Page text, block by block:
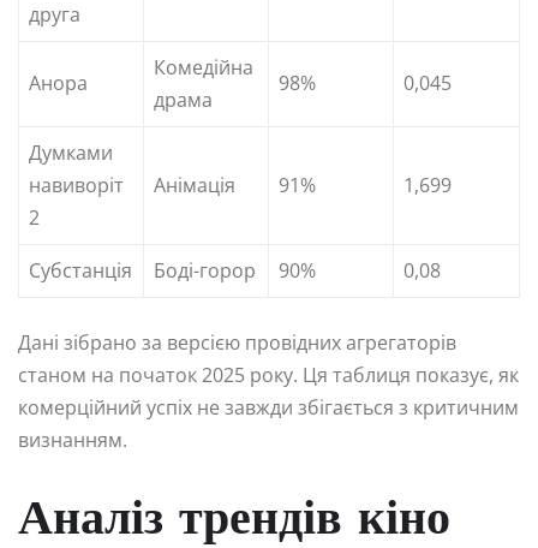
друга
Анора
Комедійна
драма
98% 0,045
Думками
навиворіт
2
Анімація 91% 1,699
Субстанція Боді-горор 90% 0,08
Дані зібрано за версією провідних агрегаторів
станом на початок 2025 року. Ця таблиця показує, як
комерційний успіх не завжди збігається з критичним
визнанням.
Аналіз трендів кіно